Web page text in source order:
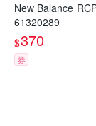
New Balance
61320289
$370
券